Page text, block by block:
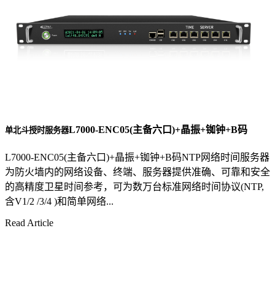
单北斗授时服务器L7000-ENC05(主备六口)+晶振+铷钟+B码
L7000-ENC05(主备六口)+晶振+铷钟+B码NTP网络时间服务器
为防火墙内的网络设备、终端、服务器提供准确、可靠和安全
的高精度卫星时间参考，可为数万台标准网络时间协议(NTP,
含V1/2 /3/4 )和简单网络...
Read Article